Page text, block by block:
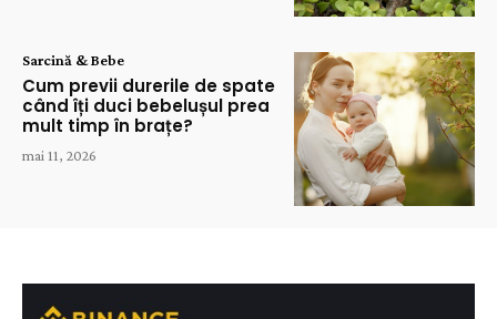
Sarcină & Bebe
Cum previi durerile de spate
când îți duci bebelușul prea
mult timp în brațe?
mai 11, 2026